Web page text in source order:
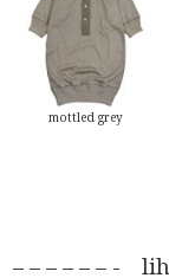
mottled grey
– – – – – – -